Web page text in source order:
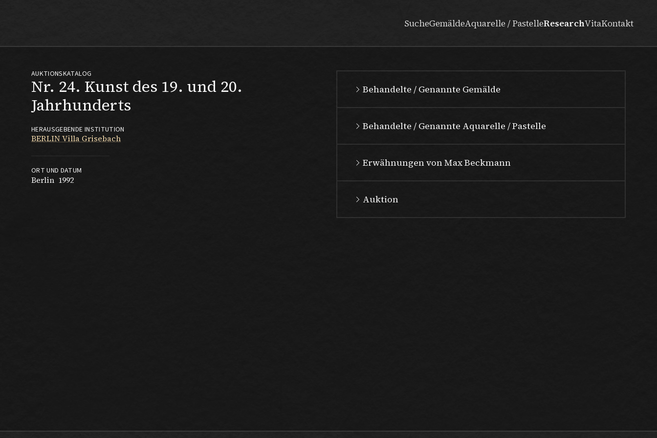
SucheGemäldeAquarelle / PastelleResearchVitaKontakt
Nr. 24. Kunst des 19. und 20.
Jahrhunderts
AUKTIONSKATALOG
HERAUSGEBENDE INSTITUTION
BERLIN Villa Grisebach
ORT UND DATUM
Berlin 1992
Behandelte / Genannte Gemälde
Behandelte / Genannte Aquarelle / Pastelle
Erwähnungen von Max Beckmann
Auktion